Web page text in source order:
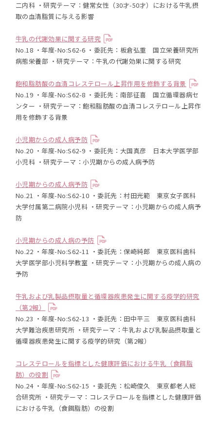
二内科 ・研究テーマ：健常女性（30才-50才）における牛乳摂
取の血清脂質に与える影響
牛乳の代謝効果に関する研究
No.18 ・年度-No:S62-6 ・委託先：板倉弘重 国立栄養研究所
病態栄養部 ・研究テーマ：牛乳の代謝効果に関する研究
飽和脂肪酸の血清コレステロール上昇作用を修飾する背景
No.19 ・年度-No:S62-8 ・委託先：南部征喜 国立循環器病セ
ンター ・研究テーマ：飽和脂肪酸の血清コレステロール上昇作
用を修飾する背景
小児期からの成人病予防
No.20 ・年度-No:S62-9 ・委託先：大国真彦 日本大学医学部
小児科 ・研究テーマ：小児期からの成人病予防
小児期からの成人病予防
No.21 ・年度-No:S62-10 ・委託先：村田光範 東京女子医科
大学付属第二病院小児科 ・研究テーマ：小児期からの成人病予
防
小児期からの成人病の予防
No.22 ・年度-No:S62-11 ・委託先：保崎純郎 東京医科歯科
大学医学部小児科学教室 ・研究テーマ：小児期からの成人病の
予防
牛乳および乳製品摂取量と循環器疾患発生に関する疫学的研究
（第2報）
No.23 ・年度-No:S62-13 ・委託先：田中平三 東京医科歯科
大学難治疾患研究所 ・研究テーマ：牛乳および乳製品摂取量と
循環器疾患発生に関する疫学的研究（第2報）
コレステロールを指標とした健康評価における牛乳（食餌脂
肪）の役割
No.24 ・年度-No:S62-15 ・委託先：松崎俊久 東京都老人総
合研究所 ・研究テーマ：コレステロールを指標とした健康評価
における牛乳（食餌脂肪）の役割